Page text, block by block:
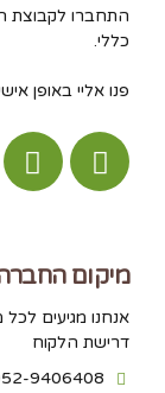
התחברו לקבוצת
כללי.
פנו אליי באופן
מיקום
אנחנו מגיעים
דרישת הלקוח
9406408